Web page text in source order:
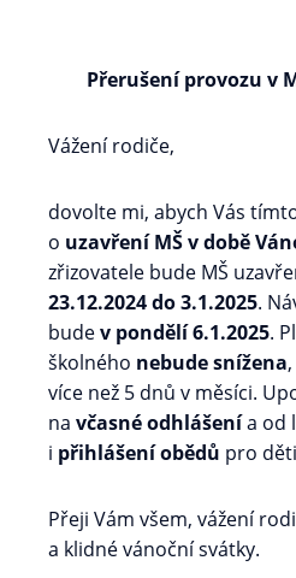
Přerušení provozu v
Vážení rodiče,
dovolte mi, abych Vás
o uzavření MŠ v době
zřizovatele bude MŠ
23.12.2024do 3.1.2025.
budev pondělí 6.1.2025.
školného nebude snížena
více než 5 dnů v měsíci.
na včasné odhlášenía od
i přihlášení obědů pro
Přeji Vám všem, vážení
a klidné vánoční svátky.